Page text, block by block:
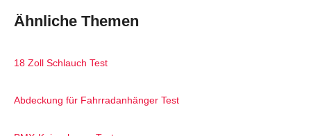
Ähnliche Themen
18 Zoll Schlauch Test
Abdeckung für Fahrradanhänger Test